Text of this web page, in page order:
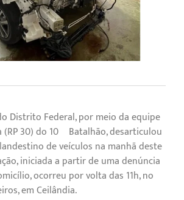
Distrito Federal, por meio da equipe
30) do 10º Batalhão, desarticulou
de veículos na manhã deste
iniciada a partir de uma denúncia
ocorreu por volta das 11h, no
em Ceilândia.